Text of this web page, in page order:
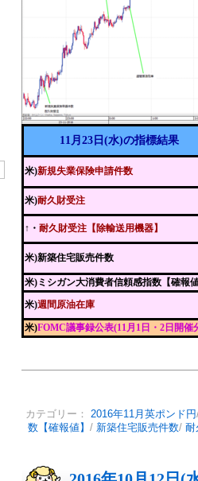
11月23日(水)の指標結果
米)新規失業保険申請件数
米)耐久財受注
↑・ 耐久財受注【除輸送用機器】
米)新築住宅販売件数
米)ミシガン大消費者信頼感指数【確報
米)週間原油在庫
米)FOMC議事録公表(11月1日・2日開催
カテゴリー： 2016年11月英ポンド円
数【確報値】 / 新築住宅販売件数/ 耐